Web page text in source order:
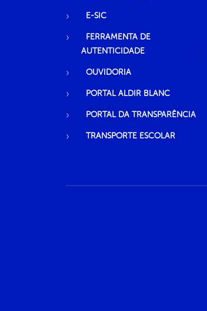
E-SIC
FERRAMENTA DE
AUTENTICIDADE
OUVIDORIA
PORTAL ALDIR BLANC
PORTAL DA TRANSPARÊNCIA
TRANSPORTE ESCOLAR